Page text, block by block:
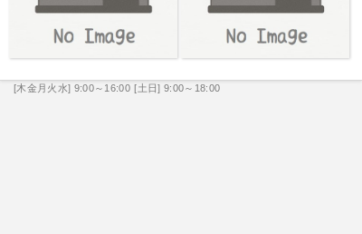
[木金月火水] 9:00～16:00 [土日] 9:00～18:00